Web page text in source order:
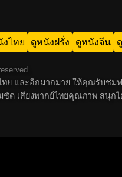
งไทย ดูหนังฝรั่ง ดูหนังจีน
ย และอีกมากมาย ให้คุณรับช
เสียงพากย์ไทยคุณภาพ สนุกไ